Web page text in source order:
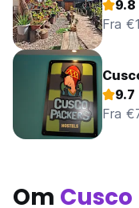
9.8
Fra
9.7
Fra
Om Cusco